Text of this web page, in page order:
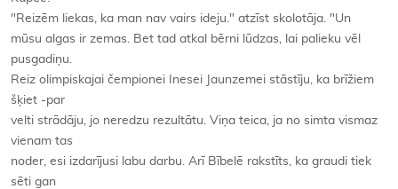
"Reizēm liekas, ka man nav vairs ideju." atzīst skolotāja. "Un
mūsu algas ir zemas. Bet tad atkal bērni lūdzas, lai palieku vēl
pusgadiņu.
Reiz olimpiskajai čempionei Inesei Jaunzemei stāstīju, ka brīžiem
šķiet -par
velti strādāju, jo neredzu rezultātu. Viņa teica, ja no simta vismaz
vienam tas
noder, esi izdarījusi labu darbu. Arī Bībelē rakstīts, ka graudi tiek
sēti gan